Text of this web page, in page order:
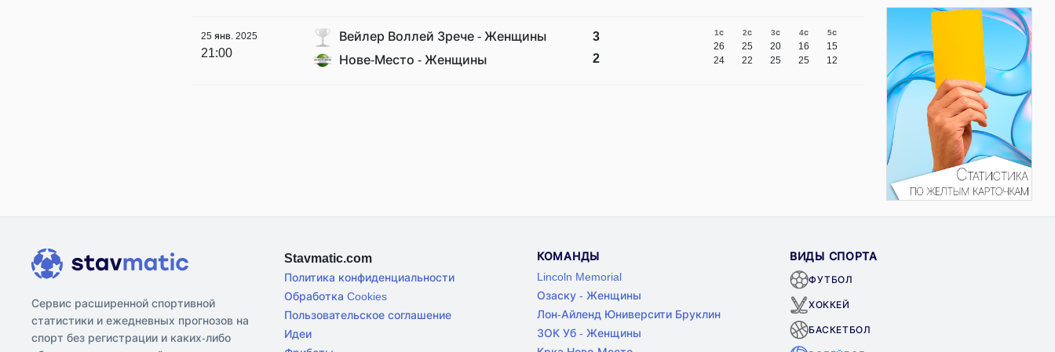
25 янв. 2025
21:00
Вейлер Воллей Зрече - Женщины
Нове-Место - Женщины
3
2
1с
26
24
2с
25
22
3с
20
25
4с
16
25
5с
15
12
Сервис расширенной спортивной
статистики и ежедневных прогнозов на
спорт без регистрации и каких-либо
Stavmatic.com
Политика конфиденциальности
Обработка Cookies
Пользовательское соглашение
Идеи
КОМАНДЫ
Lincoln Memorial
Озаску - Женщины
Лон-Айленд Юниверсити Бруклин
ЗОК Уб - Женщины
ВИДЫ СПОРТА
ФУТБОЛ
ХОККЕЙ
БАСКЕТБОЛ